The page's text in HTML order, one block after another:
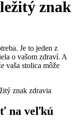
znak
Je to jeden z
o vašom zdraví. A
vaša stolica môže
na veľkú